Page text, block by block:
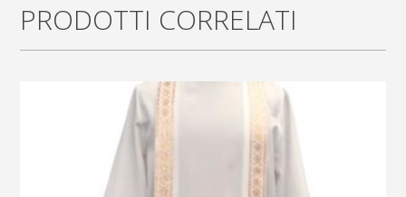
per
PRODOTTI CORRELATI